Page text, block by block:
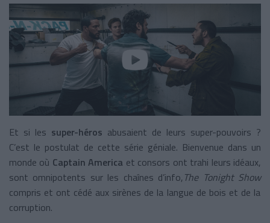
Et si les super-héros abusaient de leurs super-pouvoirs ?
C’est le postulat de cette série géniale. Bienvenue dans un
monde où Captain America et consors ont trahi leurs idéaux,
sont omnipotents sur les chaînes d’info,The Tonight Show
compris et ont cédé aux sirènes de la langue de bois et de la
corruption.